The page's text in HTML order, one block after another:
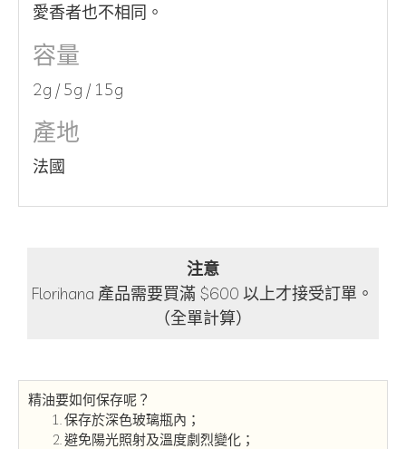
精油要如何保存呢？
保存於深色玻璃瓶內；
避免陽光照射及溫度劇烈變化；
注意
Florihana 產品需要買滿 $600 以上才接受訂單。
（全單計算）
愛香者也不相同。
容量
2g / 5g / 15g
產地
法國